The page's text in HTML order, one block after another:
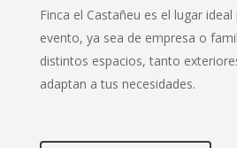
Finca el Castañeu es el lugar
evento, ya sea de empresa o
distintos espacios, tanto
adaptan a tus necesidades.